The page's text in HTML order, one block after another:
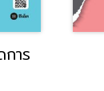
เลิกเป็นคนดีซะที!